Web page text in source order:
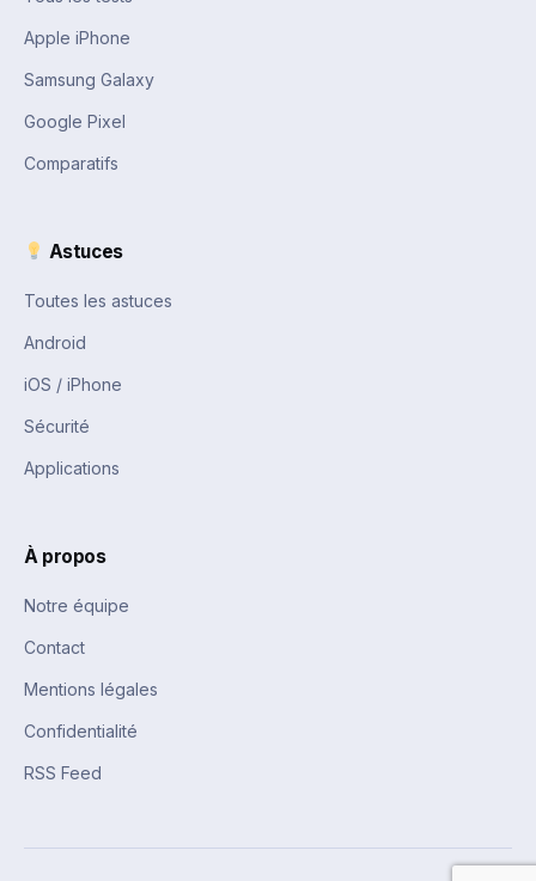
Apple iPhone
Samsung Galaxy
Google Pixel
Comparatifs
Astuces
Toutes les astuces
Android
iOS / iPhone
Sécurité
Applications
À propos
Notre équipe
Contact
Mentions légales
Confidentialité
RSS Feed